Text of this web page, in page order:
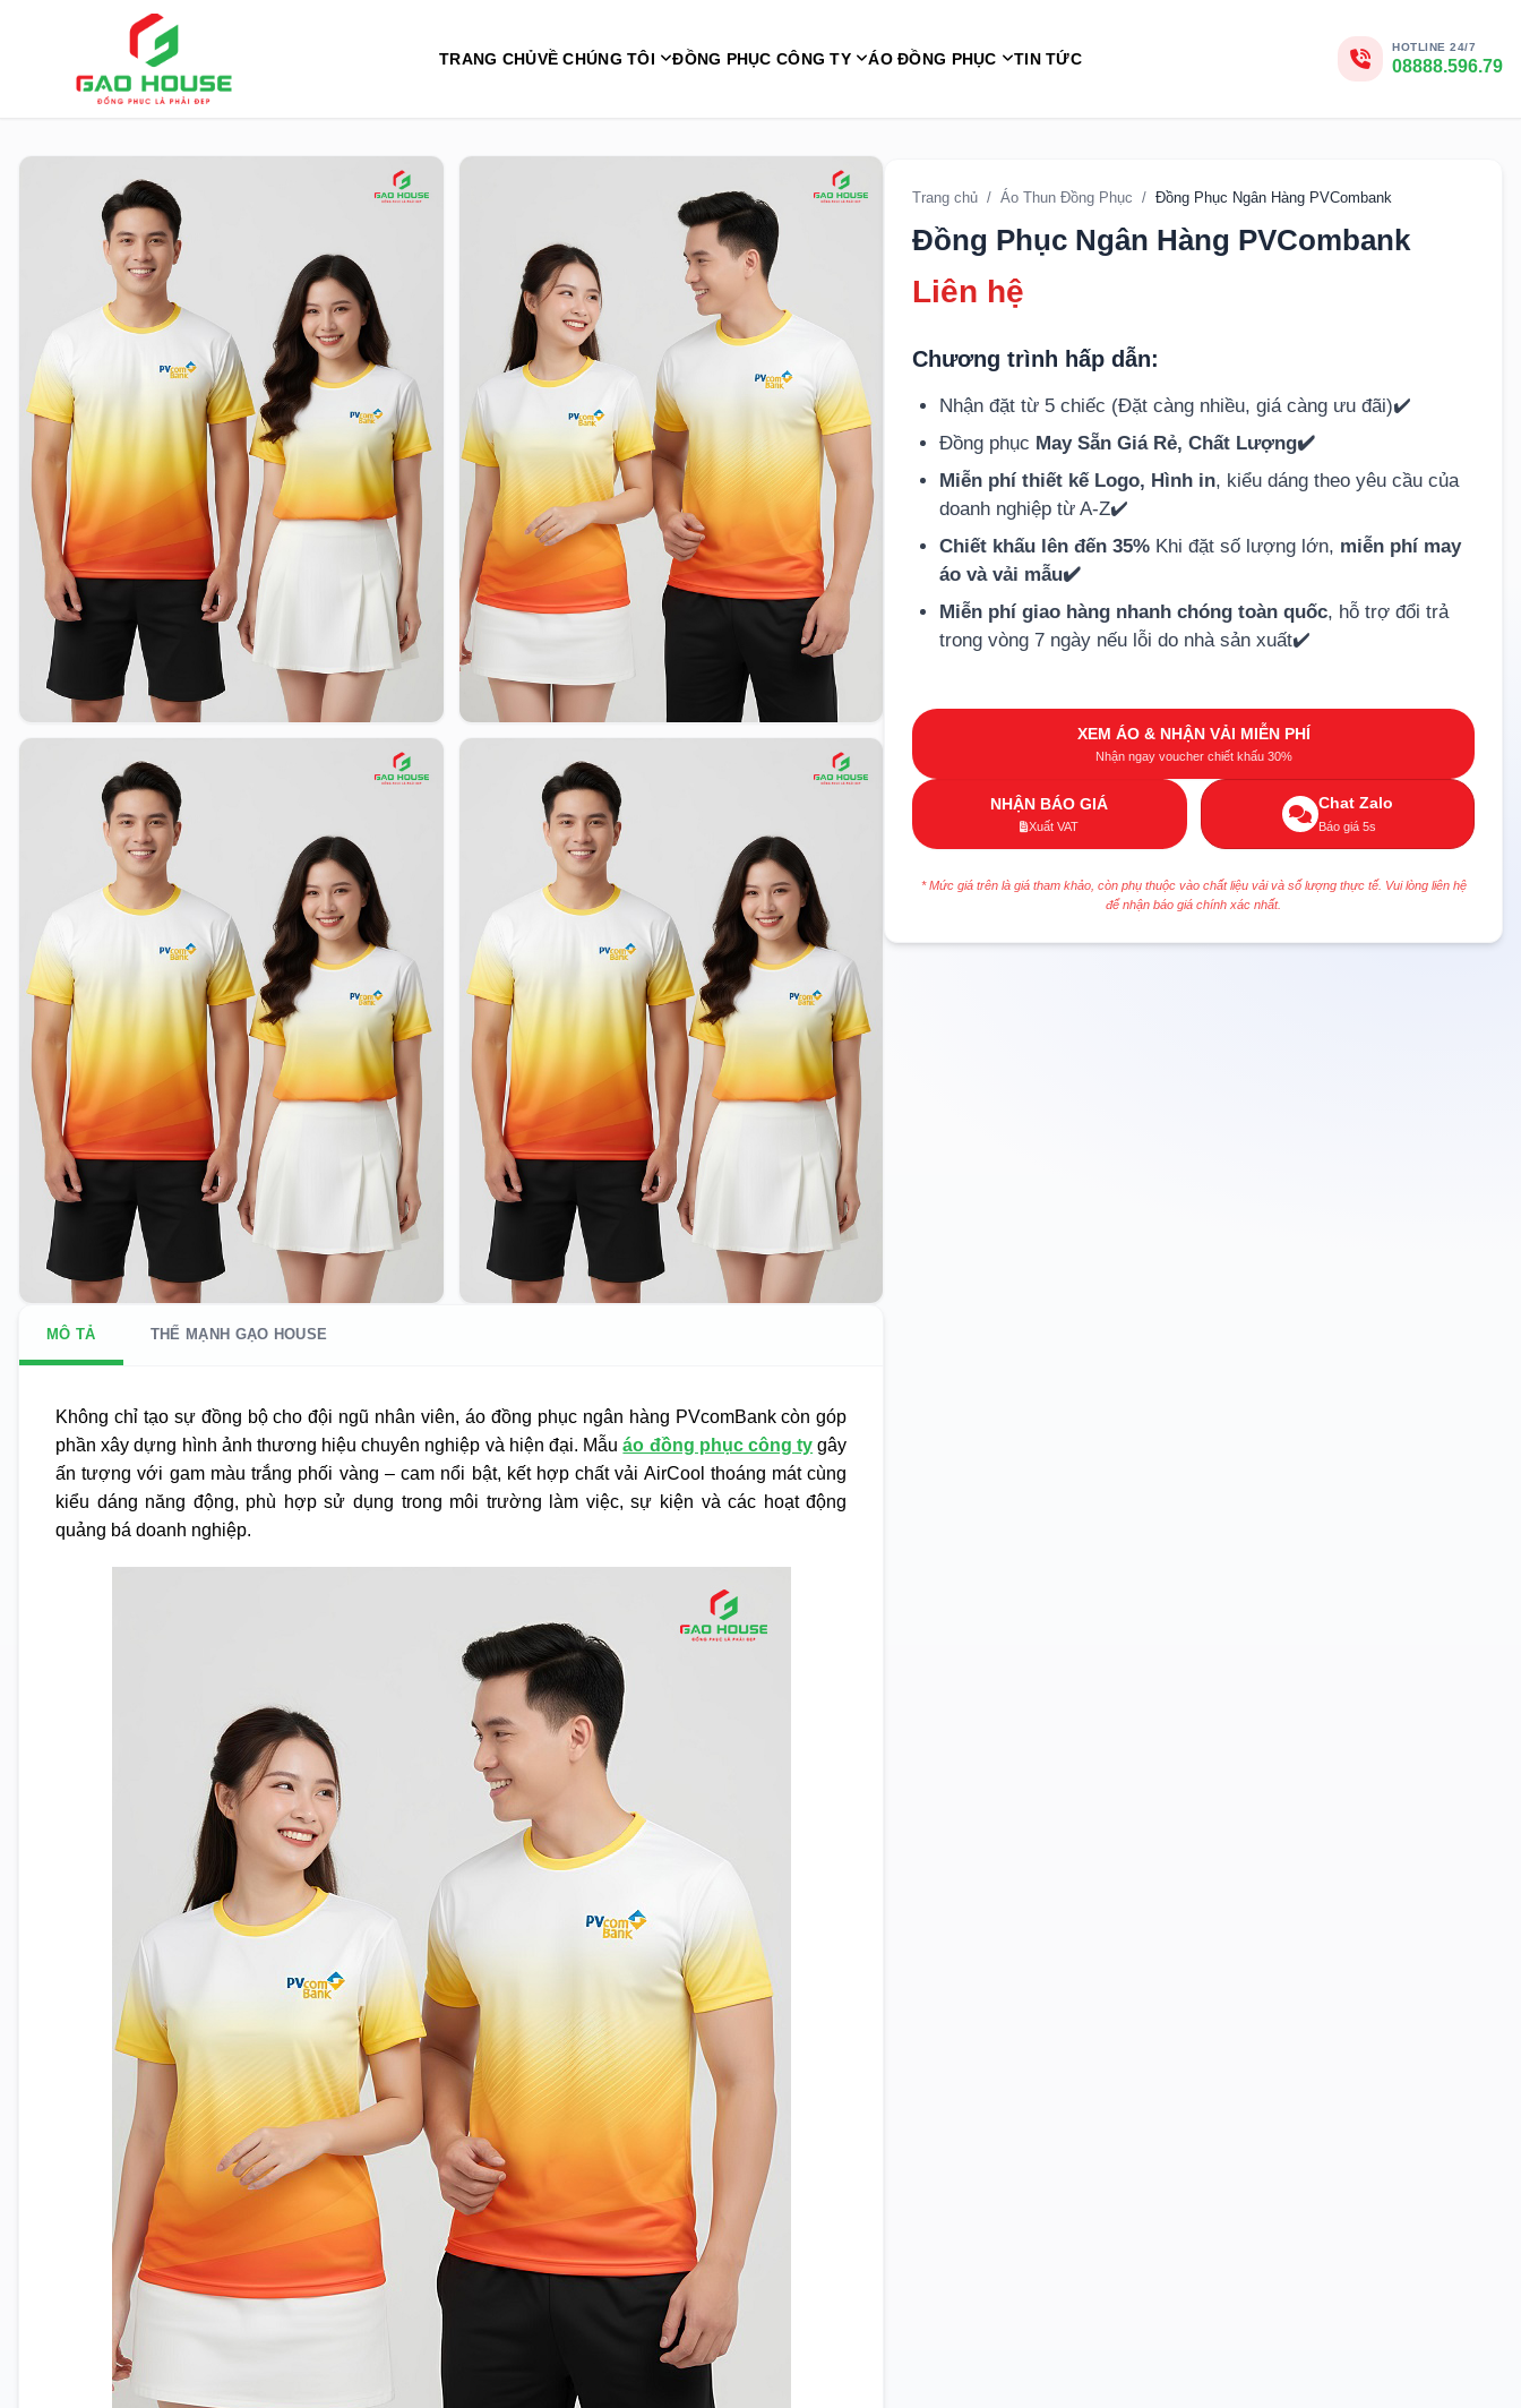
TRANG CHỦVỀ CHÚNG TÔI ĐỒNG PHỤC CÔNG TY ÁO ĐỒNG PHỤC TIN TỨC
HOTLINE 24/7
08888.596.79
MÔ TẢ THẾ MẠNH GẠO HOUSE
Không chỉ tạo sự đồng bộ cho đội ngũ nhân viên, áo đồng phục ngân hàng PVcomBank còn góp
phần xây dựng hình ảnh thương hiệu chuyên nghiệp và hiện đại. Mẫuáo đồng phục công ty gây
ấn tượng với gam màu trắng phối vàng – cam nổi bật, kết hợp chất vải AirCool thoáng mát cùng
kiểu dáng năng động, phù hợp sử dụng trong môi trường làm việc, sự kiện và các hoạt động
quảng bá doanh nghiệp.
Trang chủ / Áo Thun Đồng Phục / Đồng Phục Ngân Hàng PVCombank
Đồng Phục Ngân Hàng PVCombank
Liên hệ
Chương trình hấp dẫn:
Nhận đặt từ 5 chiếc (Đặt càng nhiều, giá càng ưu đãi)✔️
Đồng phục May Sẵn Giá Rẻ, Chất Lượng✔️
Miễn phí thiết kế Logo, Hình in, kiểu dáng theo yêu cầu của
doanh nghiệp từ A-Z✔️
Chiết khấu lên đến 35% Khi đặt số lượng lớn, miễn phí may
áo và vải mẫu✔️
Miễn phí giao hàng nhanh chóng toàn quốc, hỗ trợ đổi trả
trong vòng 7 ngày nếu lỗi do nhà sản xuất✔️
XEM ÁO & NHẬN VẢI MIỄN PHÍ
Nhận ngay voucher chiết khấu 30%
NHẬN BÁO GIÁ
Xuất VAT
Chat Zalo
Báo giá 5s
* Mức giá trên là giá tham khảo, còn phụ thuộc vào chất liệu vải và số lượng thực tế. Vui lòng liên hệ
để nhận báo giá chính xác nhất.